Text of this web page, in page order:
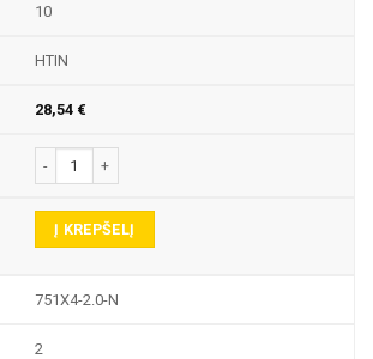
10
HTIN
28,54 €
produkto kiekis: 751X4 TEKINIMO PLOKŠTELĖ
Į KREPŠELĮ
751X4-2.0-N
2